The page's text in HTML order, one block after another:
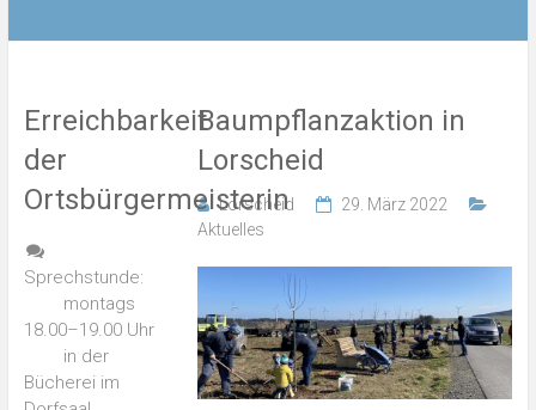
Baumpflanzaktion in
Lorscheid
Lorscheid
29. März 2022
Aktuelles
Erreichbarkeit
der
Ortsbürgermeisterin
Sprechstunde:
montags
18.00–19.00 Uhr
in der
Bücherei im